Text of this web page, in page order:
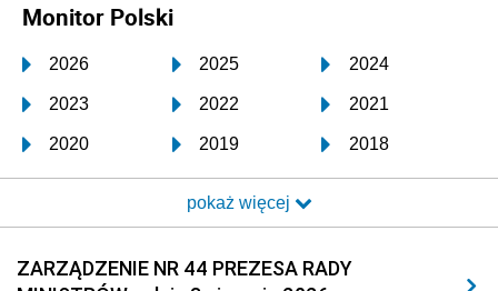
Monitor Polski
2026 2025 2024
2023 2022 2021
2020 2019 2018
2017 2016 2015
2014 2013 2012
2011 2010 2009
pokaż więcej
ZARZĄDZENIE NR 44 PREZESA RADY